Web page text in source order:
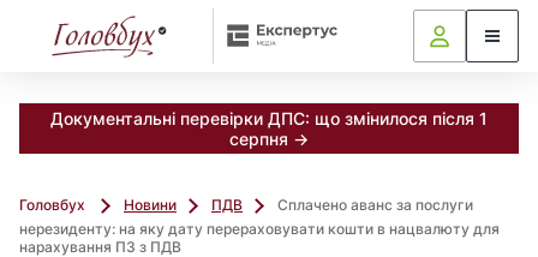
Документальні перевірки ДПС: що змінилося після 1
серпня →
Головбух Новини ПДВ
Сплачено аванс за послуги
нерезиденту: на яку дату перераховувати кошти в нацвалюту для
нарахування ПЗ з ПДВ